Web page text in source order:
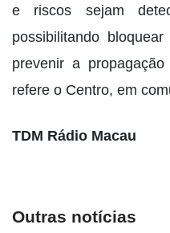
e riscos sejam
possibilitando
prevenir a
refere o Centro, em
TDM Rádio Macau
Outras notícias